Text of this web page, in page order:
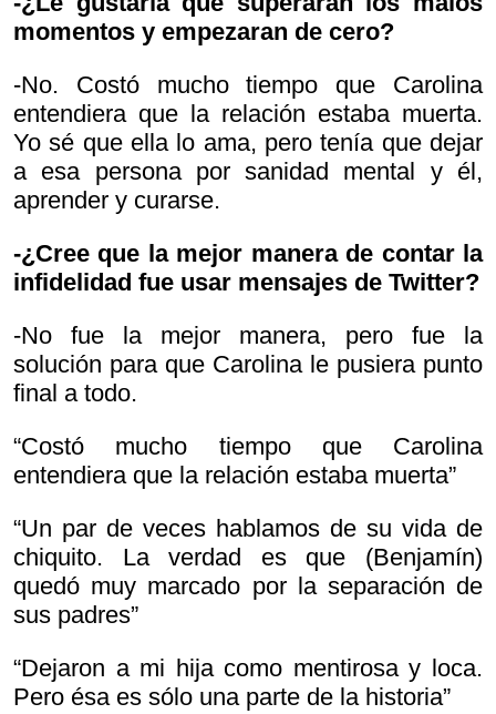
momentos y empezaran de cero?
-No. Costó mucho tiempo que Carolina
entendiera que la relación estaba muerta.
Yo sé que ella lo ama, pero tenía que dejar
a esa persona por sanidad mental y él,
aprender y curarse.
-¿Cree que la mejor manera de contar la
infidelidad fue usar mensajes de Twitter?
-No fue la mejor manera, pero fue la
solución para que Carolina le pusiera punto
final a todo.
“Costó mucho tiempo que Carolina
entendiera que la relación estaba muerta”
“Un par de veces hablamos de su vida de
chiquito. La verdad es que (Benjamín)
quedó muy marcado por la separación de
sus padres”
“Dejaron a mi hija como mentirosa y loca.
Pero ésa es sólo una parte de la historia”